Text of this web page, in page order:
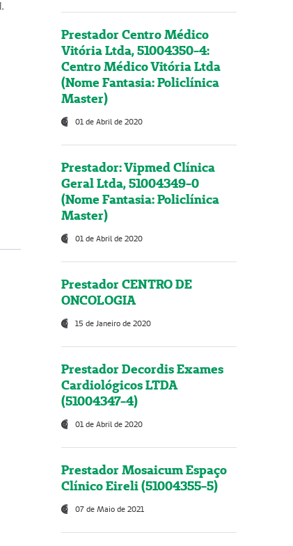
Prestador Centro Médico
Vitória Ltda, 51004350-4:
Centro Médico Vitória Ltda
(Nome Fantasia: Policlínica
Master)
01 de Abril de 2020
Prestador: Vipmed Clínica
Geral Ltda, 51004349-0
(Nome Fantasia: Policlínica
Master)
01 de Abril de 2020
Prestador CENTRO DE
ONCOLOGIA
15 de Janeiro de 2020
Prestador Decordis Exames
Cardiológicos LTDA
(51004347-4)
01 de Abril de 2020
Prestador Mosaicum Espaço
Clínico Eireli (51004355-5)
07 de Maio de 2021